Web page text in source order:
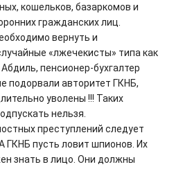
кошельков, базаркомов и
гражданских лиц.
вернуть и
«лжечекисты» типа как
пенсионер-бухгалтер
подорвали авторитет ГКНБ,
уволены !!! Таких
нельзя.
преступлений следует
ГКНБ пусть ловит шпионов. Их
знать в лицо. Они должны